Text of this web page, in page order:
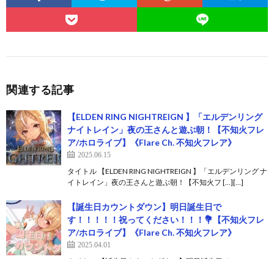
関連する記事
【ELDEN RING NIGHTREIGN 】「エルデンリング
ナイトレイン」夜の王さんと遊ぶ朝！【不知火フレ
ア/ホロライブ】《Flare Ch. 不知火フレア》
2025.06.15
タイトル 【ELDEN RING NIGHTREIGN 】「エルデンリング ナ
イトレイン」夜の王さんと遊ぶ朝！【不知火フ […][…]
【誕生日カウントダウン】明日誕生日で
す！！！！！祝ってください！！！💐【不知火フレ
ア/ホロライブ】《Flare Ch. 不知火フレア》
2025.04.01